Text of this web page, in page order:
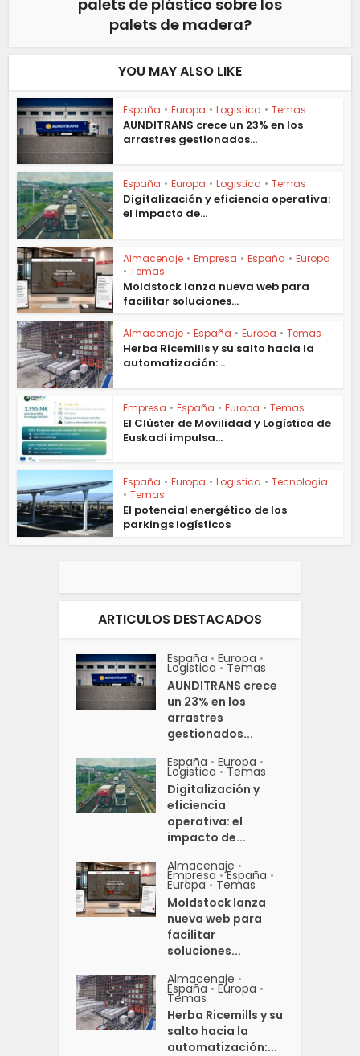
palets de plástico sobre los
palets de madera?
YOU MAY ALSO LIKE
España • Europa • Logistica • Temas
AUNDITRANS crece un 23% en los
arrastres gestionados...
España • Europa • Logistica • Temas
Digitalización y eficiencia operativa:
el impacto de...
Almacenaje • Empresa • España • Europa
• Temas
Moldstock lanza nueva web para
facilitar soluciones...
Almacenaje • España • Europa • Temas
Herba Ricemills y su salto hacia la
automatización:...
Empresa • España • Europa • Temas
El Clúster de Movilidad y Logística de
Euskadi impulsa...
España • Europa • Logistica • Tecnologia
• Temas
El potencial energético de los
parkings logísticos
ARTICULOS DESTACADOS
España • Europa •
Logistica • Temas
AUNDITRANS crece
un 23% en los
arrastres
gestionados...
España • Europa •
Logistica • Temas
Digitalización y
eficiencia
operativa: el
impacto de...
Almacenaje •
Empresa • España •
Europa • Temas
Moldstock lanza
nueva web para
facilitar
soluciones...
Almacenaje •
España • Europa •
Temas
Herba Ricemills y su
salto hacia la
automatización:...